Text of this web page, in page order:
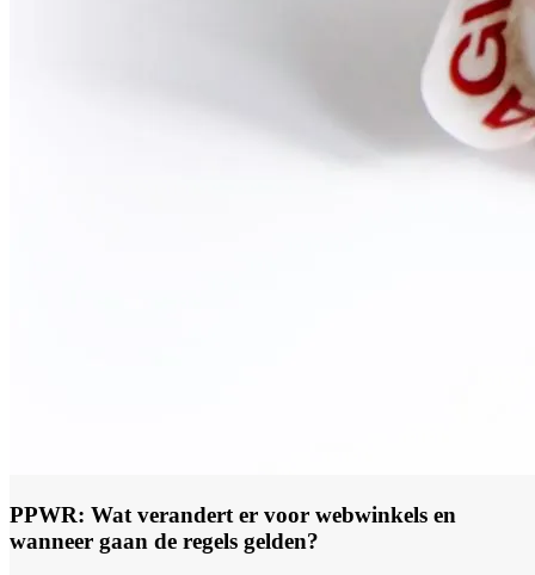
PPWR: Wat verandert er voor webwinkels en
wanneer gaan de regels gelden?